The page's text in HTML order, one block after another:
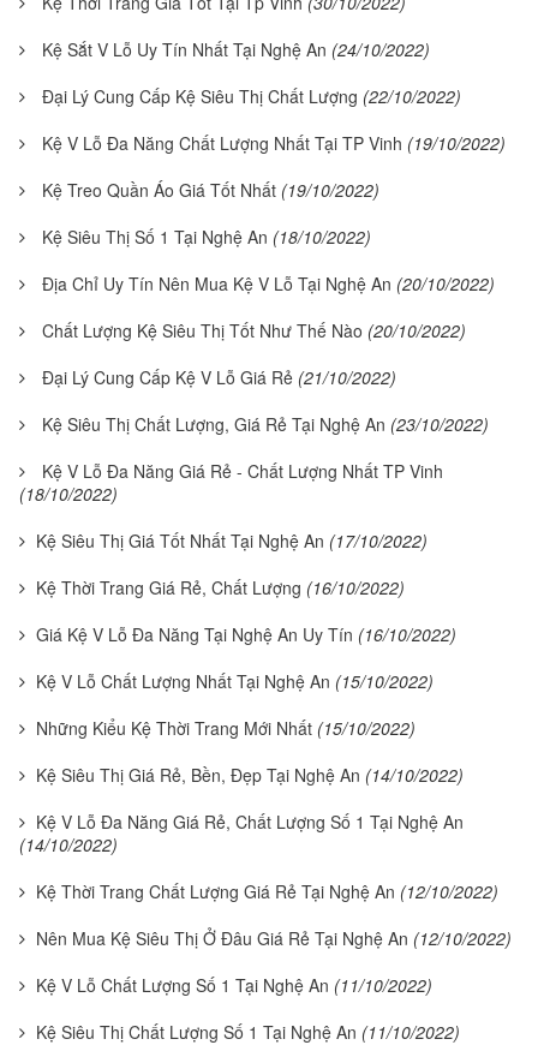
Kệ Sắt V Lỗ Uy Tín Nhất Tại Nghệ An (24/10/2022)
Đại Lý Cung Cấp Kệ Siêu Thị Chất Lượng (22/10/2022)
Kệ V Lỗ Đa Năng Chất Lượng Nhất Tại TP Vinh (19/10/2022)
Kệ Treo Quần Áo Giá Tốt Nhất (19/10/2022)
Kệ Siêu Thị Số 1 Tại Nghệ An (18/10/2022)
Địa Chỉ Uy Tín Nên Mua Kệ V Lỗ Tại Nghệ An (20/10/2022)
Chất Lượng Kệ Siêu Thị Tốt Như Thế Nào (20/10/2022)
Đại Lý Cung Cấp Kệ V Lỗ Giá Rẻ (21/10/2022)
Kệ Siêu Thị Chất Lượng, Giá Rẻ Tại Nghệ An (23/10/2022)
Kệ V Lỗ Đa Năng Giá Rẻ - Chất Lượng Nhất TP Vinh
(18/10/2022)
Kệ Siêu Thị Giá Tốt Nhất Tại Nghệ An (17/10/2022)
Kệ Thời Trang Giá Rẻ, Chất Lượng (16/10/2022)
Giá Kệ V Lỗ Đa Năng Tại Nghệ An Uy Tín (16/10/2022)
Kệ V Lỗ Chất Lượng Nhất Tại Nghệ An (15/10/2022)
Những Kiểu Kệ Thời Trang Mới Nhất (15/10/2022)
Kệ Siêu Thị Giá Rẻ, Bền, Đẹp Tại Nghệ An (14/10/2022)
Kệ V Lỗ Đa Năng Giá Rẻ, Chất Lượng Số 1 Tại Nghệ An
(14/10/2022)
Kệ Thời Trang Chất Lượng Giá Rẻ Tại Nghệ An (12/10/2022)
Nên Mua Kệ Siêu Thị Ở Đâu Giá Rẻ Tại Nghệ An (12/10/2022)
Kệ V Lỗ Chất Lượng Số 1 Tại Nghệ An (11/10/2022)
Kệ Siêu Thị Chất Lượng Số 1 Tại Nghệ An (11/10/2022)